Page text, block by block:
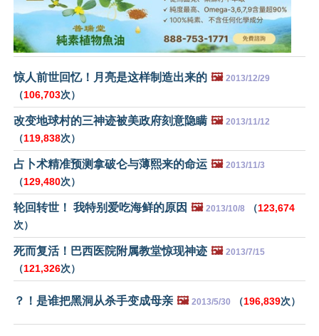
惊人前世回忆！月亮是这样制造出来的 🖼️ 2013/12/29
（106,703次）
改变地球村的三神迹被美政府刻意隐瞒 🖼️ 2013/11/12
（119,838次）
占卜术精准预测拿破仑与薄熙来的命运 🖼️ 2013/11/3
（129,480次）
轮回转世！ 我特别爱吃海鲜的原因 🖼️ 2013/10/8 （123,674
次）
死而复活！巴西医院附属教堂惊现神迹 🖼️ 2013/7/15
（121,326次）
？！是谁把黑洞从杀手变成母亲 🖼️ 2013/5/30 （196,839次）